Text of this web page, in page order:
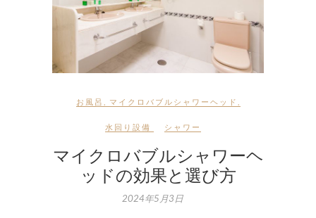
お風呂 マイクロバブルシャワーヘッド
水回り設備 シャワー
マイクロバブルシャワーヘ
ッドの効果と選び方
2024年5月3日